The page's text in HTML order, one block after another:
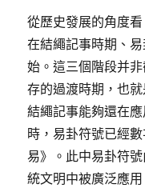
從歷史發展的角度
在結繩記事時期、
始。這三個階段并
存的過渡時期，也
結繩記事能夠還在
時，易卦符號已經
易》。此中易卦符
統文明中被廣泛應